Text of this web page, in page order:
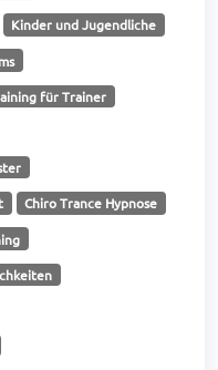
Kinder und Jugendliche
für Trainer
Chiro Trance Hypnose